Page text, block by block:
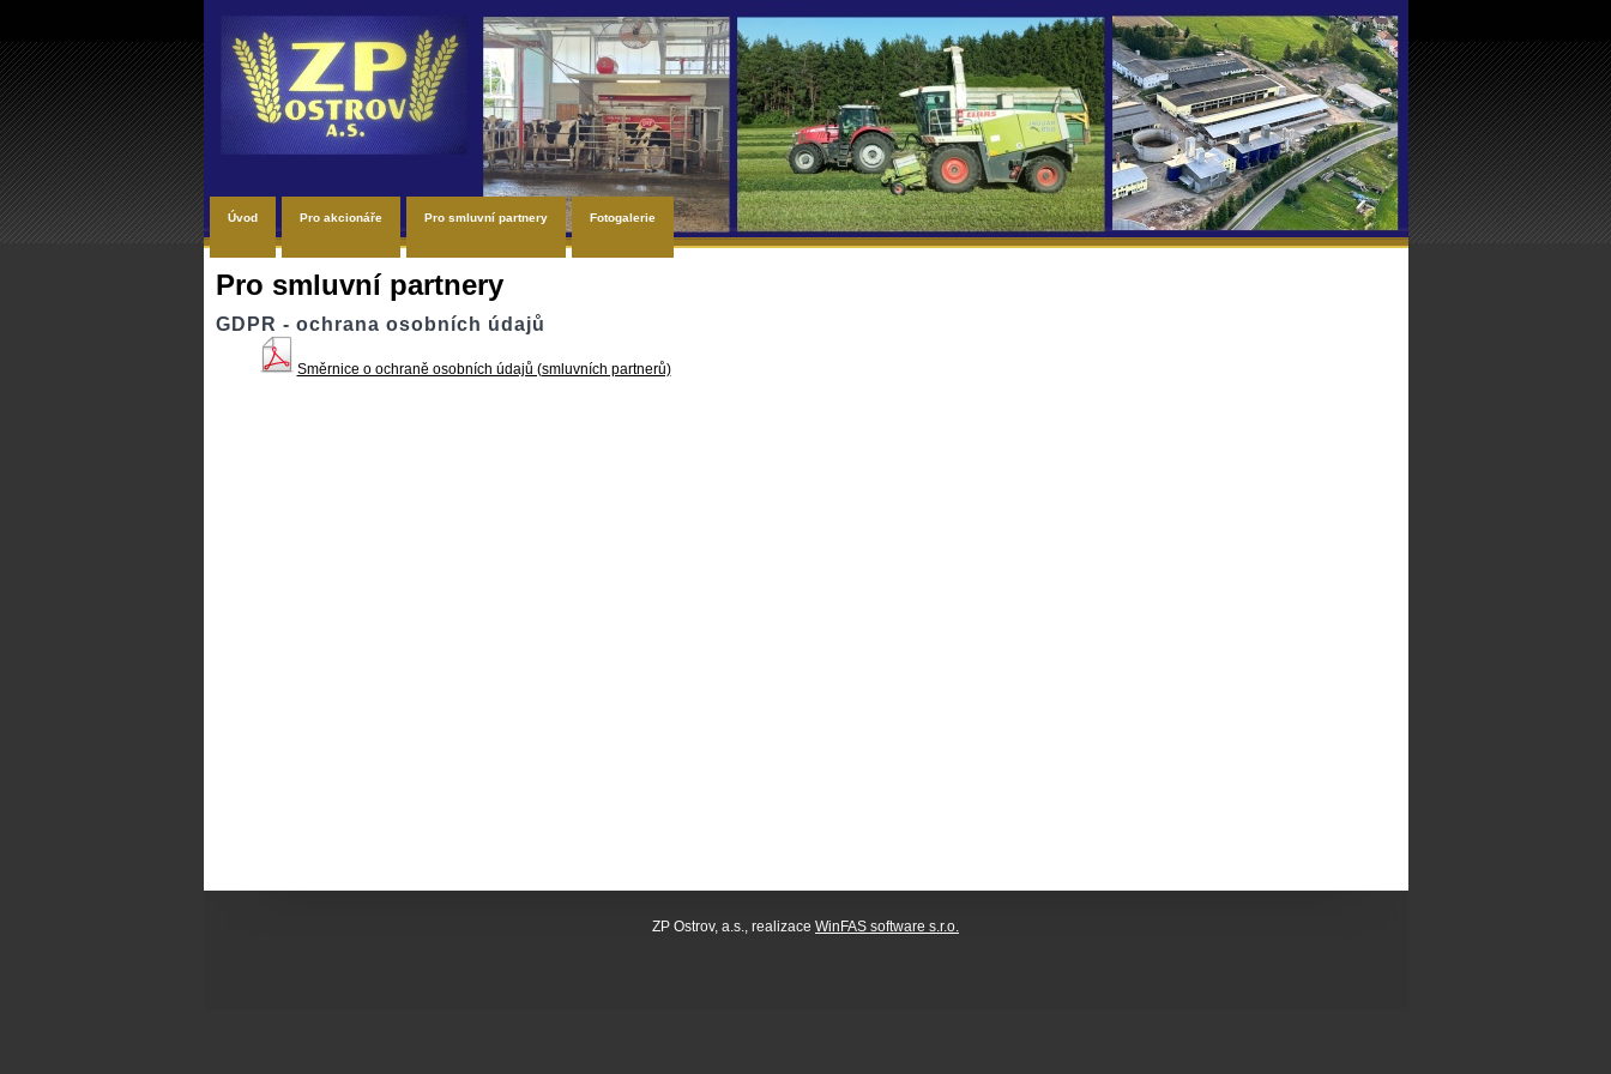
Úvod Pro akcionáře Pro smluvní partnery Fotogalerie
Pro smluvní partnery
GDPR - ochrana osobních údajů
Směrnice o ochraně osobních údajů (smluvních partnerů)
ZP Ostrov, a.s., realizace WinFAS software s.r.o.